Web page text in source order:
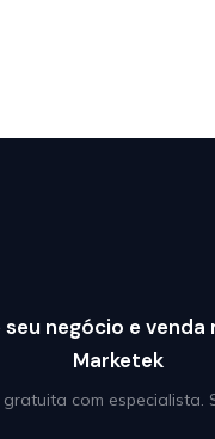
seu negócio e venda
Marketek
com especialista.